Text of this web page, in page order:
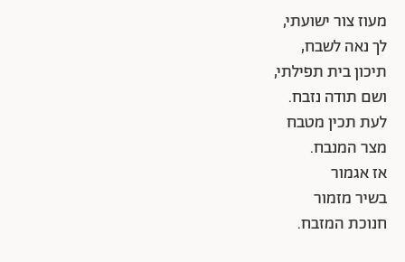
מעוז צור ישועתי,
לך נאה לשבח,
תיכון בית תפילתי,
ושם תודה נזבח.
לעת תכין מטבח
מצר המנבח.
אז אגמור
בשיר מזמור
חנוכת המזבח.